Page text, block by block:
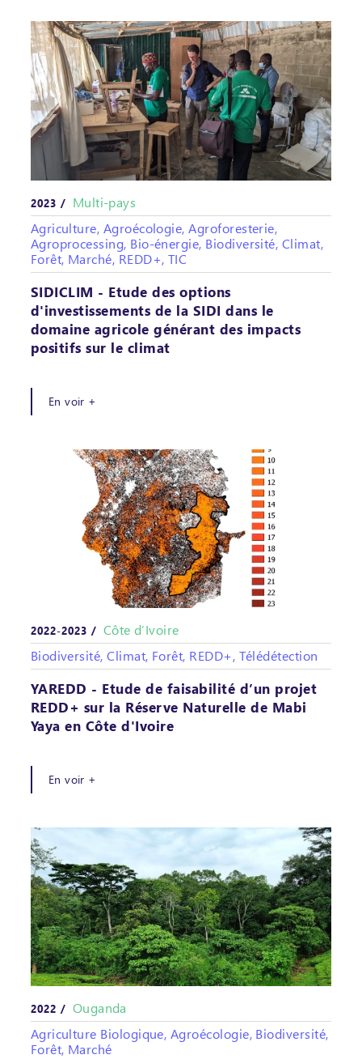
2023 / Multi-pays
Agriculture, Agroécologie, Agroforesterie,
Agroprocessing, Bio-énergie, Biodiversité, Climat,
Forêt, Marché, REDD+, TIC
SIDICLIM - Etude des options
d'investissements de la SIDI dans le
domaine agricole générant des impacts
positifs sur le climat
En voir +
2022-2023 / Côte d’Ivoire
Biodiversité, Climat, Forêt, REDD+, Télédétection
YAREDD - Etude de faisabilité d’un projet
REDD+ sur la Réserve Naturelle de Mabi
Yaya en Côte d'Ivoire
En voir +
2022 / Ouganda
Agriculture Biologique, Agroécologie, Biodiversité,
Forêt, Marché